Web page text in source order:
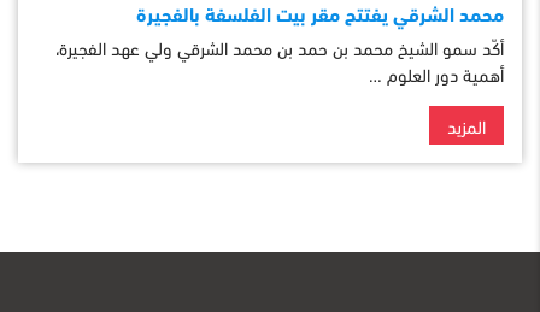
محمد الشرقي يفتتح مقر بيت الفلسفة بالفجيرة
أكّد سمو الشيخ محمد بن حمد بن محمد الشرقي ولي عهد الفجيرة،
أهمية دور العلوم …
المزيد